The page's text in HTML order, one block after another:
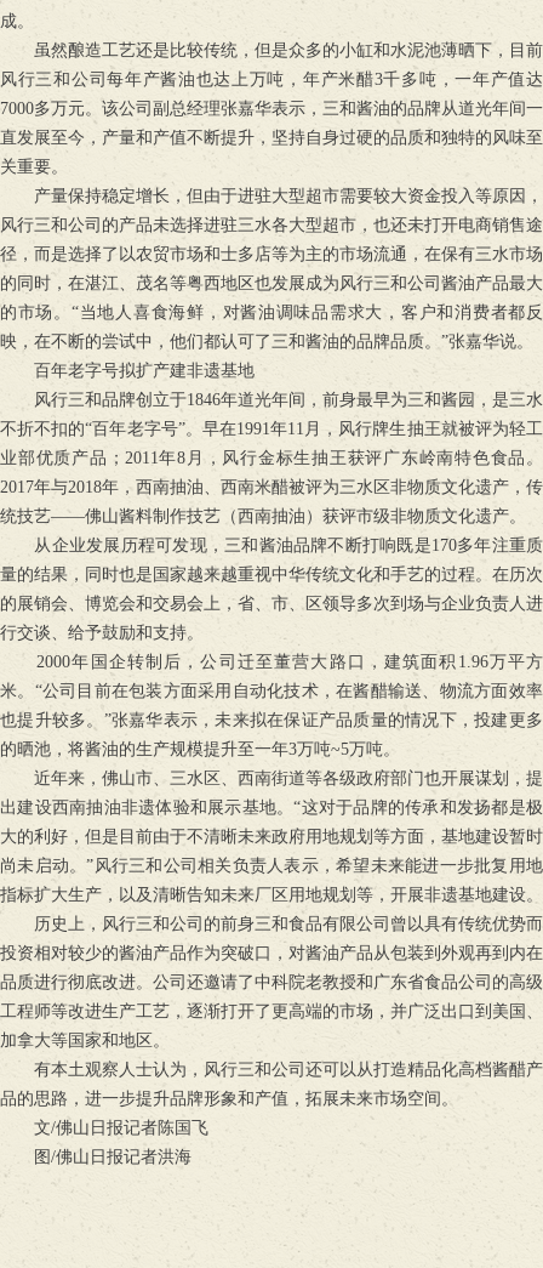
成。
虽然酿造工艺还是比较传统，但是众多的小缸和水泥池薄晒下，目前
风行三和公司每年产酱油也达上万吨，年产米醋3千多吨，一年产值达
7000多万元。该公司副总经理张嘉华表示，三和酱油的品牌从道光年间一
直发展至今，产量和产值不断提升，坚持自身过硬的品质和独特的风味至
关重要。
产量保持稳定增长，但由于进驻大型超市需要较大资金投入等原因，
风行三和公司的产品未选择进驻三水各大型超市，也还未打开电商销售途
径，而是选择了以农贸市场和士多店等为主的市场流通，在保有三水市场
的同时，在湛江、茂名等粤西地区也发展成为风行三和公司酱油产品最大
的市场。“当地人喜食海鲜，对酱油调味品需求大，客户和消费者都反
映，在不断的尝试中，他们都认可了三和酱油的品牌品质。”张嘉华说。
百年老字号拟扩产建非遗基地
风行三和品牌创立于1846年道光年间，前身最早为三和酱园，是三水
不折不扣的“百年老字号”。早在1991年11月，风行牌生抽王就被评为轻工
业部优质产品；2011年8月，风行金标生抽王获评广东岭南特色食品。
2017年与2018年，西南抽油、西南米醋被评为三水区非物质文化遗产，传
统技艺——佛山酱料制作技艺（西南抽油）获评市级非物质文化遗产。
从企业发展历程可发现，三和酱油品牌不断打响既是170多年注重质
量的结果，同时也是国家越来越重视中华传统文化和手艺的过程。在历次
的展销会、博览会和交易会上，省、市、区领导多次到场与企业负责人进
行交谈、给予鼓励和支持。
2000年国企转制后，公司迁至董营大路口，建筑面积1.96万平方
米。“公司目前在包装方面采用自动化技术，在酱醋输送、物流方面效率
也提升较多。”张嘉华表示，未来拟在保证产品质量的情况下，投建更多
的晒池，将酱油的生产规模提升至一年3万吨~5万吨。
近年来，佛山市、三水区、西南街道等各级政府部门也开展谋划，提
出建设西南抽油非遗体验和展示基地。“这对于品牌的传承和发扬都是极
大的利好，但是目前由于不清晰未来政府用地规划等方面，基地建设暂时
尚未启动。”风行三和公司相关负责人表示，希望未来能进一步批复用地
指标扩大生产，以及清晰告知未来厂区用地规划等，开展非遗基地建设。
历史上，风行三和公司的前身三和食品有限公司曾以具有传统优势而
投资相对较少的酱油产品作为突破口，对酱油产品从包装到外观再到内在
品质进行彻底改进。公司还邀请了中科院老教授和广东省食品公司的高级
工程师等改进生产工艺，逐渐打开了更高端的市场，并广泛出口到美国、
加拿大等国家和地区。
有本土观察人士认为，风行三和公司还可以从打造精品化高档酱醋产
品的思路，进一步提升品牌形象和产值，拓展未来市场空间。
文/佛山日报记者陈国飞
图/佛山日报记者洪海